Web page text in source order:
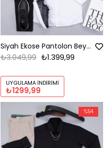
Siyah Ekose Pantolon Beyaz Gömlek Ayakkabı Kombin
₺1.399,99
₺3.049,99
UYGULAMA İNDIRIMI
₺1299,99
%54